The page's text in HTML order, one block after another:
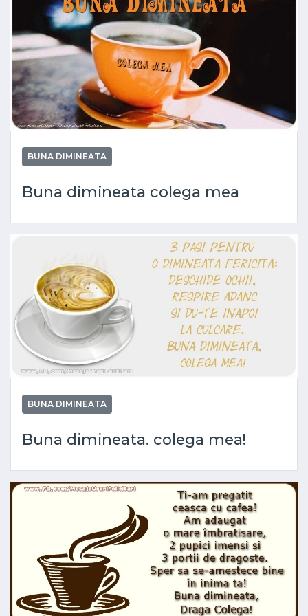
BUNA DIMINEATA
Buna dimineata colega mea
BUNA DIMINEATA
Buna dimineata. colega mea!